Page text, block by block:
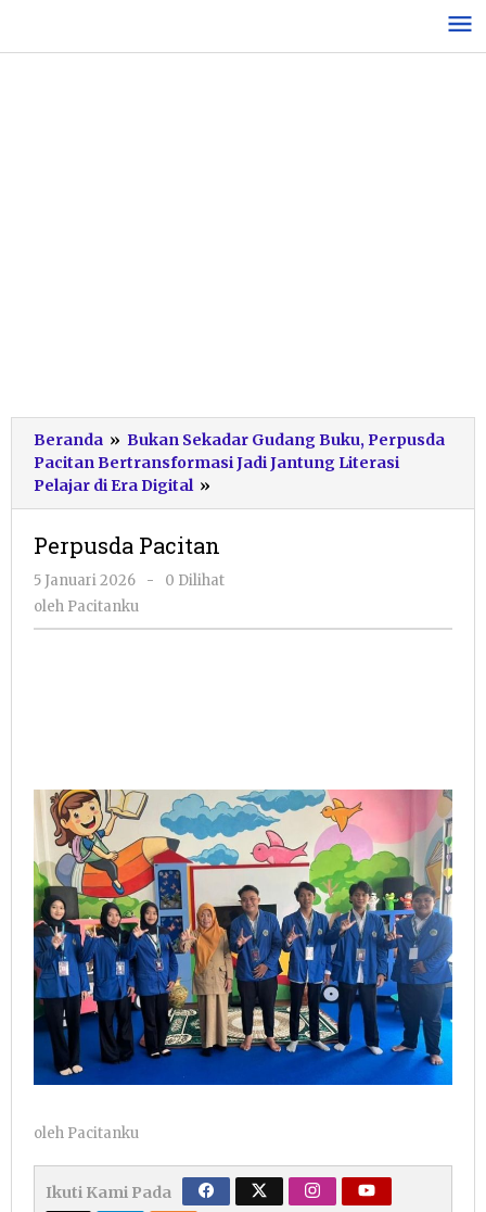
konten
Beranda » Bukan Sekadar Gudang Buku, Perpusda
Pacitan Bertransformasi Jadi Jantung Literasi
Pelajar di Era Digital »
Pacitan
Perpusda Pacitan
5 Januari 2026
oleh
-
0 Dilihat
oleh Pacitanku
oleh Pacitanku
Ikuti Kami Pada